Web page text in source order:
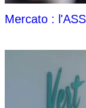
Mercato :